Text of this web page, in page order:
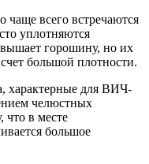
чаще всего встречаются
уплотняются
горошину, но их
большой плотности.
характерные для ВИЧ-
челюстных
что в месте
большое